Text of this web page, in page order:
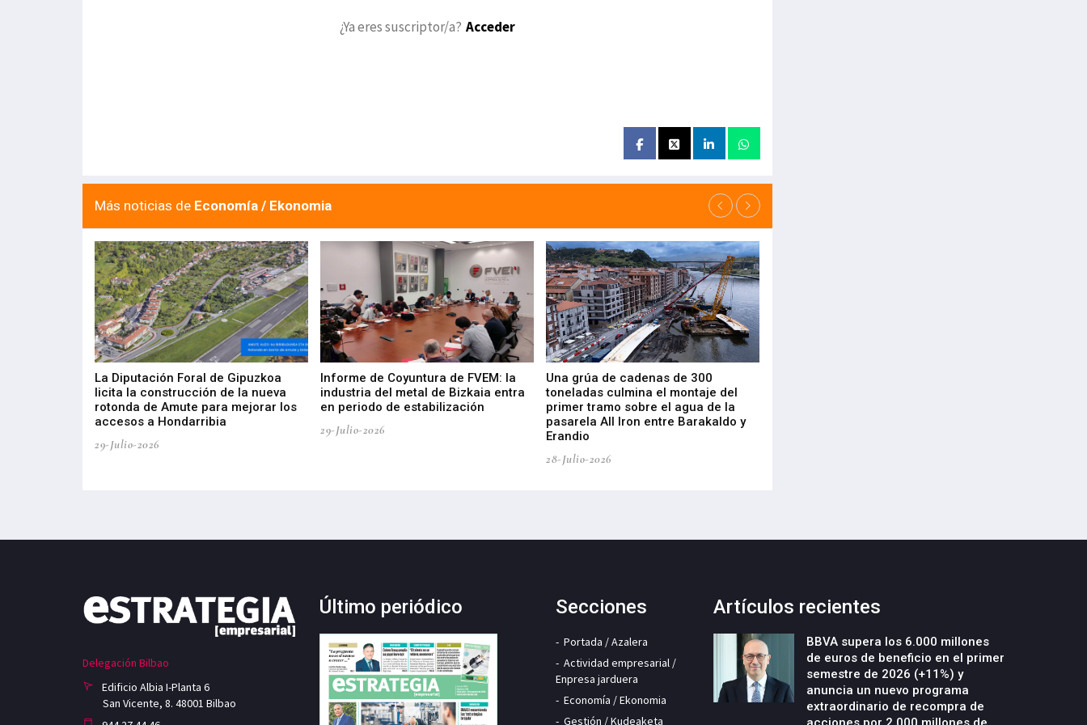
¿Ya eres suscriptor/a? Acceder
Más noticias de Economía / Ekonomia
La Diputación Foral de Gipuzkoa
licita la construcción de la nueva
rotonda de Amute para mejorar los
accesos a Hondarribia
29-Julio-2026
Informe de Coyuntura de FVEM: la
industria del metal de Bizkaia entra
en periodo de estabilización
29-Julio-2026
Una grúa de cadenas de 300
toneladas culmina el montaje del
primer tramo sobre el agua de la
pasarela All Iron entre Barakaldo y
Erandio
28-Julio-2026
Delegación Bilbao
Edificio Albia I-Planta 6
San Vicente, 8. 48001 Bilbao
Último periódico Secciones
Portada / Azalera
Actividad empresarial /
Enpresa jarduera
Economía / Ekonomia
Gestión / Kudeaketa
Artículos recientes
BBVA supera los 6.000 millones
de euros de beneficio en el primer
semestre de 2026 (+11%) y
anuncia un nuevo programa
extraordinario de recompra de